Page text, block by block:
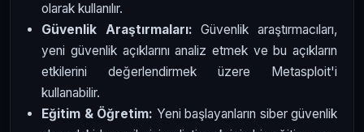
olarak kullanılır.
Güvenlik Araştırmaları: Güvenlik araştırmacıları,
yeni güvenlik açıklarını analiz etmek ve bu açıkların
etkilerini değerlendirmek üzere Metasploit'i
kullanabilir.
Eğitim & Öğretim: Yeni başlayanların siber güvenlik